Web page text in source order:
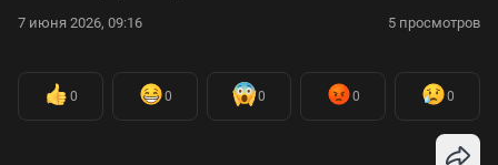
7 июня 2026, 09:16 5 просмотров
0 0 0 0 0